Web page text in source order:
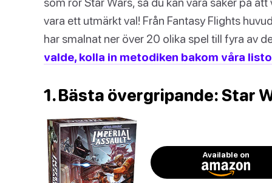
vara ett utmärkt val! Från Fantasy Flights
har smalnat ner över 20 olika spel till fyra av
valde, kolla in metodiken bakom våra
1. Bästa övergripande: Star
Available on